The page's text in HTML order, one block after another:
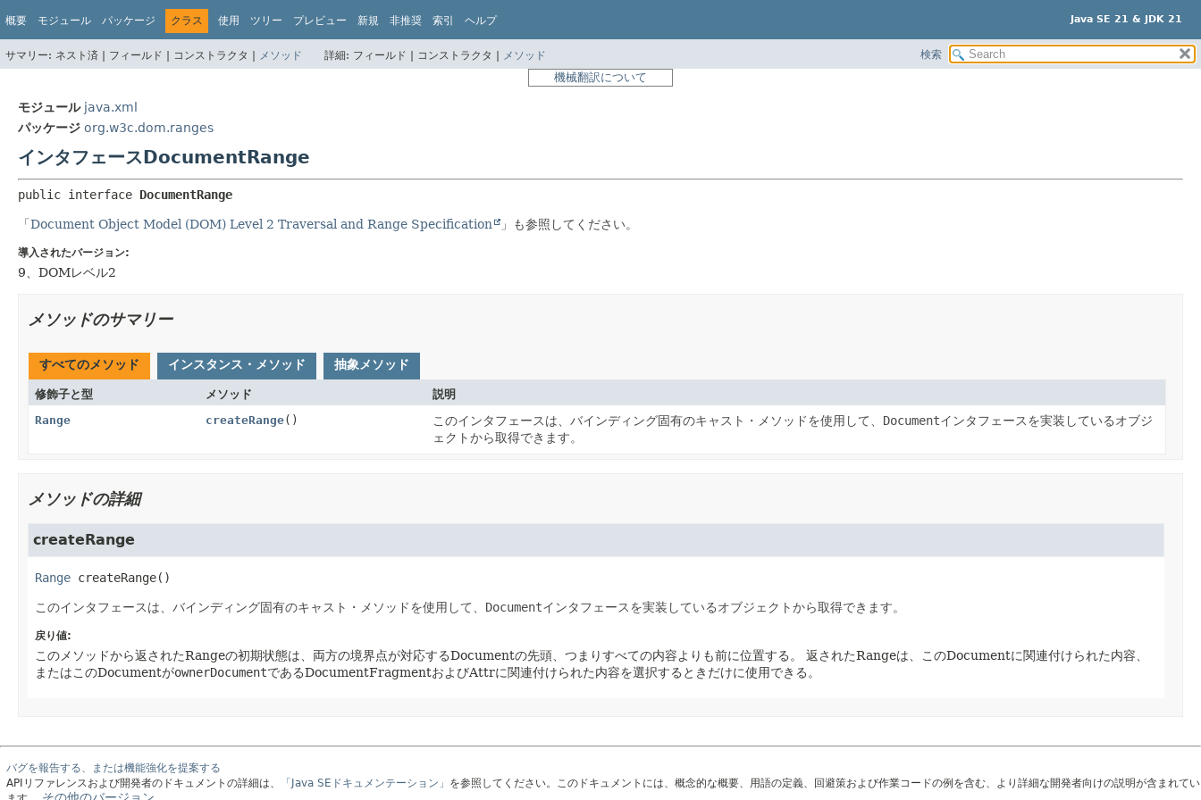
Java SE 21 & JDK 21
概要 モジュール パッケージ クラス 使用 ツリー プレビュー 新規 非推奨 索引 ヘルプ
サマリー: ネスト済 | フィールド | コンストラクタ | メソッド 詳細: フィールド | コンストラクタ | メソッド 検索
機械翻訳について
モジュール java.xml
パッケージ org.w3c.dom.ranges
インタフェースDocumentRange
public interface DocumentRange
「Document Object Model (DOM) Level 2 Traversal and Range Specification 」も参照してください。
導入されたバージョン:
9、DOMレベル2
メソッドのサマリー
すべてのメソッド インスタンス・メソッド 抽象メソッド
修飾子と型 メソッド
説明
Range
createRange() このインタフェースは、バインディング固有のキャスト・メソッドを使用して、 Documentインタフェースを実装しているオブジ
ェクトから取得できます。
メソッドの詳細
createRange
Range createRange()
このインタフェースは、バインディング固有のキャスト・メソッドを使用して、 Documentインタフェースを実装しているオブジェクトから取得できます。
戻り値:
このメソッドから返されたRangeの初期状態は、両方の境界点が対応するDocumentの先頭、つまりすべての内容よりも前に位置する。
返されたRangeは、このDocumentに関連付けられた内容、
またはこのDocumentがownerDocumentであるDocumentFragmentおよびAttrに関連付けられた内容を選択するときだけに使用できる。
バグを報告する、または機能強化を提案する
APIリファレンスおよび開発者のドキュメントの詳細は、
「Java SEドキュメンテーション」 を参照してください。このドキュメントには、概念的な概要、用語の定義、回避策および作業コードの例を含む、より詳細な開発者向けの説明が含まれてい
その他のバージョン。